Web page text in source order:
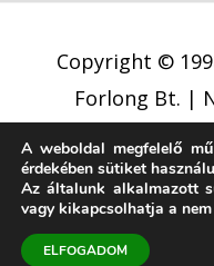
Copyright ©
Forlong Bt. |
Cookie (süti)
A weboldal megfelelő
érdekében sütiket
Az általunk alkalmazott
vagy kikapcsolhatja a
ELFOGADOM